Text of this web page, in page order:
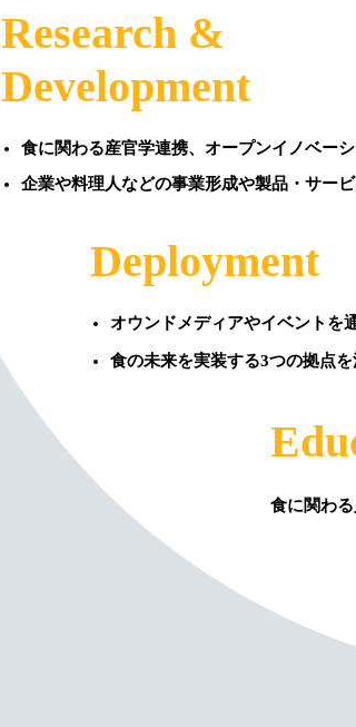
Research &
Development
食に関わる産官学連携、オープンイノベー
企業や料理人などの事業形成や製品・サー
Deployment
オウンドメディアやイベントを
食の未来を実装する3つの拠点
食に関わ